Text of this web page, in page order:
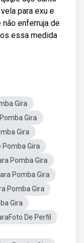
para exu e
enferruja de
essa medida
Gira
Gira
Gira
Pomba Gira
Pomba Gira
Pomba Gira
Pomba Gira
Gira
De Perfil